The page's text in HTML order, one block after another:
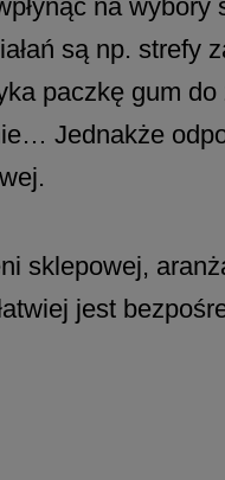
na
są np. strefy
paczkę gum
Jednakże
sklepowej,
jest